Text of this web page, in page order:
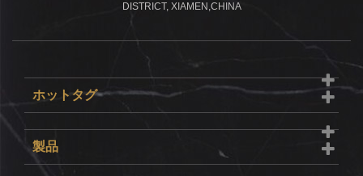
DISTRICT, XIAMEN,CHINA
ホットタグ
製品